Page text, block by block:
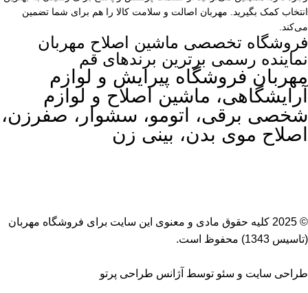
انتخاب کمک بگیرید. مهربان اصالت و سلامت کالا را هم برای شما تضمین
می‌کند.
فروشگاه تخصصی ماشین اصلاح مهربان
نماینده رسمی برترین برندهای قم
مهربان فروشگاه پیرایش و لوازم
آرایشگاهی، ماشین اصلاح و لوازم
شخصی برقی، اتومو، سشوار، صفرزن،
اصلاح موی بدن، بینی زن
© 2025 کلیه حقوق مادی و معنوی این سایت برای
فروشگاه مهربان
(تاسیس 1343) محفوظ است.
طراحی سایت و سئو توسط آژانس طراحی پرتو